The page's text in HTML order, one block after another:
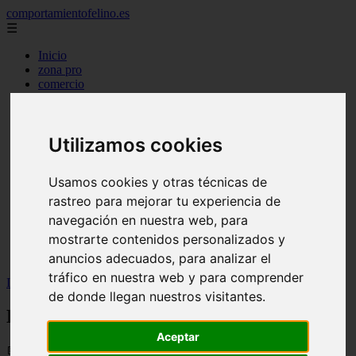
Utilizamos cookies
Usamos cookies y otras técnicas de
rastreo para mejorar tu experiencia de
navegación en nuestra web, para
mostrarte contenidos personalizados y
anuncios adecuados, para analizar el
tráfico en nuestra web y para comprender
de donde llegan nuestros visitantes.
Aceptar
comportamientofelino.es
☰
Inicio
zona pro
comercio
acuariofilia 2
acuariofilia
canal tv
nombres para gatos
tablon de anuncios
uncategorized
zona pro
Inicio
gatos2 > Beneficios de la equinoterapia
Beneficios de la equinoterapia
📅 05/06/2025